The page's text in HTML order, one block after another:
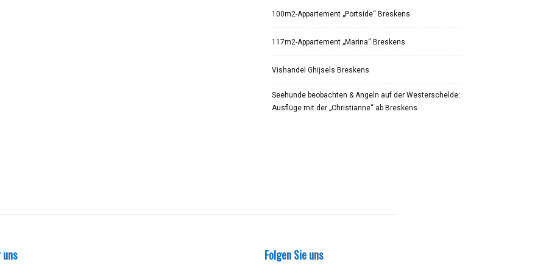
100m2-Appartement „Portside“ Breskens
117m2-Appartement „Marina“ Breskens
Vishandel Ghijsels Breskens
Seehunde beobachten & Angeln auf der Westerschelde:
Ausflüge mit der „Christianne“ ab Breskens
Folgen Sie uns